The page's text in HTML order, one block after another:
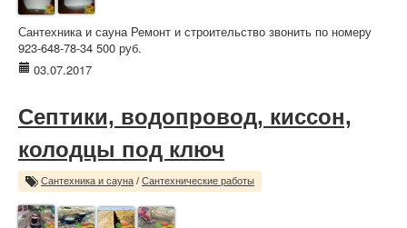
Сантехника и сауна Ремонт и строительство звонить по номеру
923-648-78-34 500 руб.
03.07.2017
Септики, водопровод, киссон,
колодцы под ключ
Сантехника и сауна / Сантехнические работы